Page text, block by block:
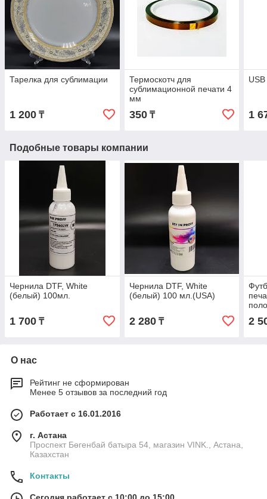
Тарелка для сублимации
1 200 ₸
Термоскотч для
сублимационной печати 4
мм
350₸ 1
Подобные товары компании
Чернила DTF, White
(белый) 100мл.
1 700 ₸
Чернила DTF, White
(белый) 100 мл.(USA)
2 280₸ 2
О нас
Рейтинг не сформирован
Менее 5 отзывов за последний год
Работает с 16.01.2016
г. Астана
Проспект Бөгенбай батыра 54, магазин VINK., Астана,
Казахстан
Контакты